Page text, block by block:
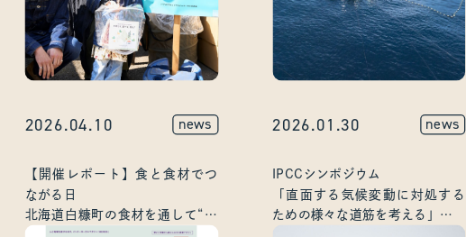
2026.04.10 news
【開催レポート】食と食材でつ
ながる日
北海道白糠町の食材を通して“都
市”と“地方”をつなぐ
2026.01.30 news
IPCCシンポジウム
「直面する気候変動に対処する
ための様々な道筋を考える」
株式会社イミュー代表取締役・